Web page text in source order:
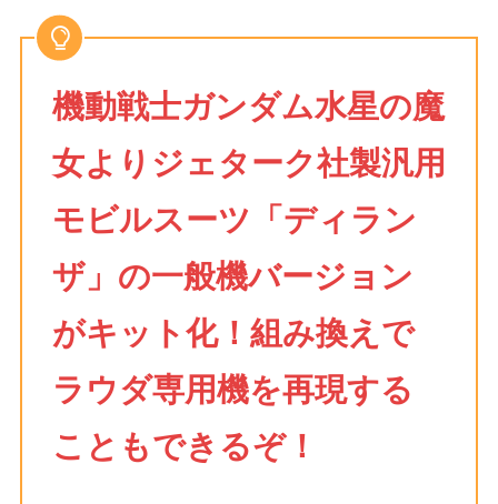
機動戦士ガンダム水星の魔
女よりジェターク社製汎用
モビルスーツ「ディラン
ザ」の一般機バージョン
がキット化！組み換えで
ラウダ専用機を再現する
こともできるぞ！